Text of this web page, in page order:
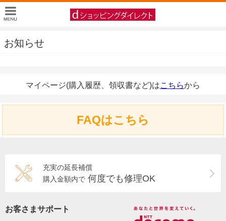
お知らせ
マイページ(購入履歴、領収書など)はこちらから
FAQはこちら
充実の延長補償
購入金額内で 何度でも修理OK
お客さまサポート